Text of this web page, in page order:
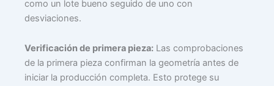
como un lote bueno seguido de uno con
desviaciones.
Verificación de primera pieza: Las comprobaciones
de la primera pieza confirman la geometría antes de
iniciar la producción completa. Esto protege su